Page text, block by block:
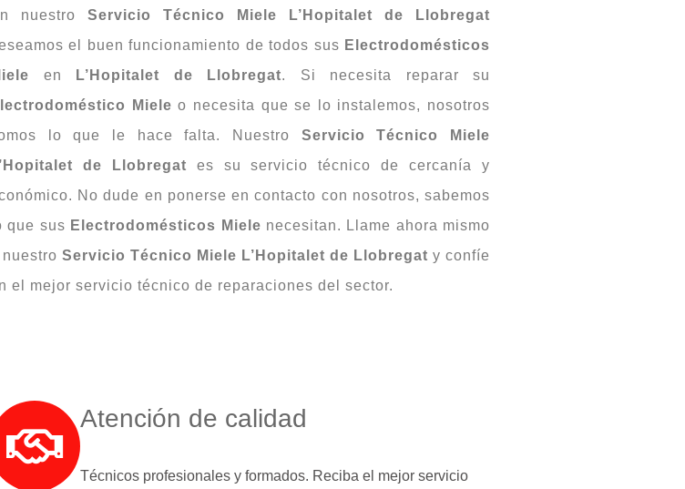
nuestro Servicio Técnico Miele L’Hopitalet de Llobregat
el buen funcionamiento de todos sus Electrodomésticos
en L’Hopitalet de Llobregat. Si necesita reparar su
Mieleo necesita que se lo instalemos, nosotros
lo que le hace falta. Nuestro Servicio Técnico Miele
de Llobregat es su servicio técnico de cercanía y
No dude en ponerse en contacto con nosotros, sabemos
que sus Electrodomésticos Miele necesitan. Llame ahora mismo
nuestro Servicio Técnico Miele L’Hopitalet de Llobregat y confíe
el mejor servicio técnico de reparaciones del sector.
Atención de calidad
Técnicos profesionales y formados. Reciba el mejor servicio